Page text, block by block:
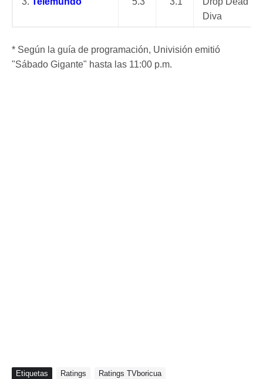
Diva
* Según la guía de programación, Univisión emitió
"Sábado Gigante" hasta las 11:00 p.m.
Etiquetas Ratings
Ratings TVboricua